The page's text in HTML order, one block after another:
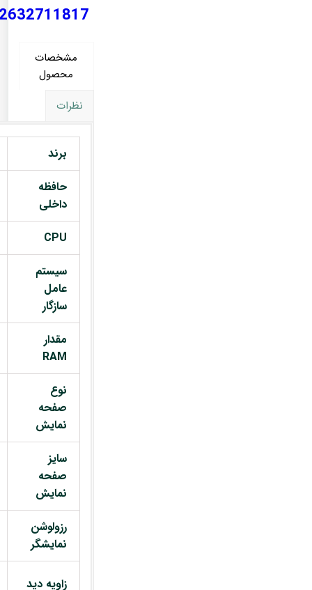
مشخصات
محصول
نظرات
برند
حافظه
داخلی
CPU
سیستم
عامل
سازگار
مقدار
RAM
نوع
صفحه
نمایش
سایز
صفحه
نمایش
رزولوشن
نمایشگر
زاویه دید